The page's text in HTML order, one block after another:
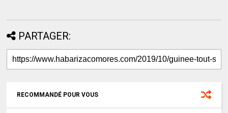
PARTAGER:
RECOMMANDÉ POUR VOUS